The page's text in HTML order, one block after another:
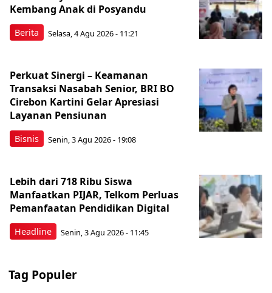
Berita
Kembang Anak di Posyandu
Selasa, 4 Agu 2026 - 11:21
Bisnis
Perkuat Sinergi – Keamanan
Transaksi Nasabah Senior, BRI BO
Cirebon Kartini Gelar Apresiasi
Layanan Pensiunan
Senin, 3 Agu 2026 - 19:08
Headline
Lebih dari 718 Ribu Siswa
Manfaatkan PIJAR, Telkom Perluas
Pemanfaatan Pendidikan Digital
Senin, 3 Agu 2026 - 11:45
Tag Populer